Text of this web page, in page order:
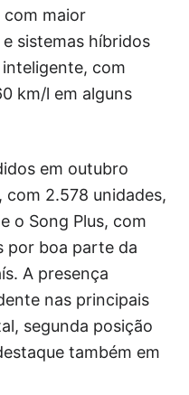
com maior
sistemas híbridos
com
km/l em alguns
em outubro
com 2.578 unidades,
o Song Plus, com
por boa parte da
A presença
nas principais
segunda posição
também em